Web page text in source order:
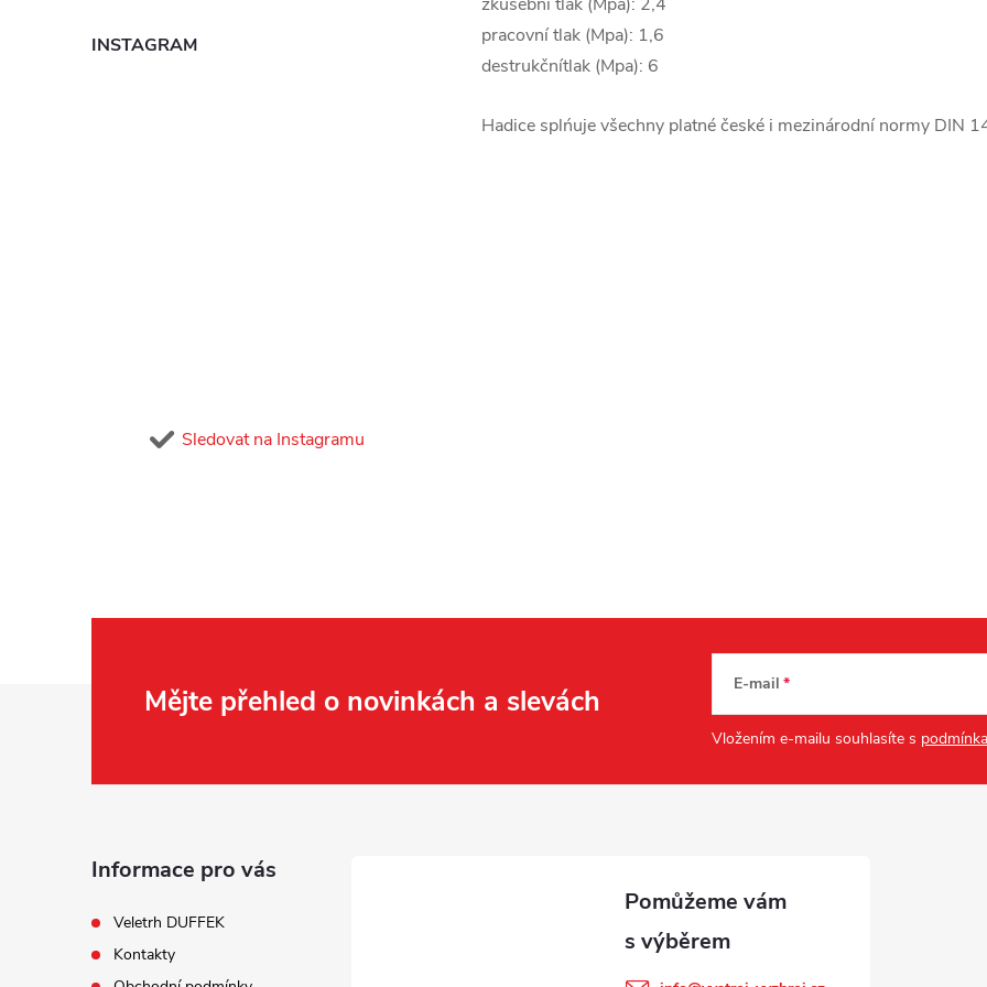
INSTAGRAM
Sledovat na Instagramu
pracovní tlak (Mpa): 1,6
destrukčnítlak (Mpa): 6
Hadice splńuje všechny platné české i mezinárodní normy DIN
Mějte přehled o novinkách a slevách E-mail
Vložením e-mailu souhlasíte s
Informace pro vás
Veletrh DUFFEK
Kontakty